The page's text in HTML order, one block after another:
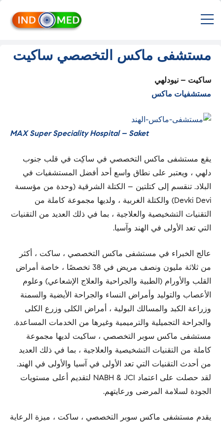
in
مستشفى ماكس التخصصي ساكيت
ساكيت – نيودلهي
مستشفيات ماكس
MAX Super Speciality Hospital – Saket
يقع مستشفى ماكس التخصصي في ساكِت في قلب جنوب
دلهي ، ويعتبر على نطاق واسع أحد أفضل المستشفيات في
البلاد. تنقسم إلى كتلتين – الكتلة الشرقية (وحدة من مؤسسة
Devki Devi) والكتلة الغربية ، ولديها مجموعة كاملة من
التقنيات التشخيصية والعلاجية ، بما في ذلك العديد من التقنيات
التي تعد الأولى في الهند وآسيا.
عالج الخبراء في مستشفى ماكس التخصصي ، ساكت ، أكثر
من ثلاثة مليون ونصف مريض في 38 تخصصًا ، خاصة أمراض
القلب والأورام (الطبية والجراحية والعلاج الإشعاعي) وعلوم
الأعصاب والتوليد وأمراض النساء والجراحة الأيضية والسمنة
وزراعة الكبد والمسالك البولية ، أمراض الكلى وزرع الكلى
والجراحة التجميلية والترميمية وغيرها من الخدمات المساعدة.
مستشفى ماكس سوبر التخصصي ، ساكيت لديها مجموعة
كاملة من التقنيات التشخيصية والعلاجية ، بما في ذلك العديد
من أحدث التقنيات التي تعد الأولى في آسيا والأولى في الهند.
لقد حصلت على اعتماد NABH & JCI لتقديم أعلى مستويات
الجودة لسلامة المرضى ورعايتهم.
يقدم مستشفى ماكس سوبر التخصصي ، ساكت ، ميزة الرعاية